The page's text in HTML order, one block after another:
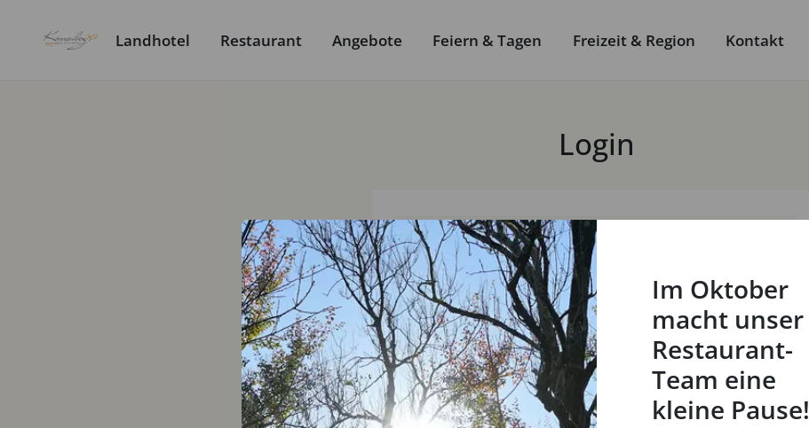
Landhotel Restaurant Angebote Feiern & Tagen Freizeit & Region Kontakt
Login
E-Mail
Passwort
Login
Neues Kundenkonto erstellen
Im Oktober
macht unser
Restaurant-
Team eine
kleine Pause!